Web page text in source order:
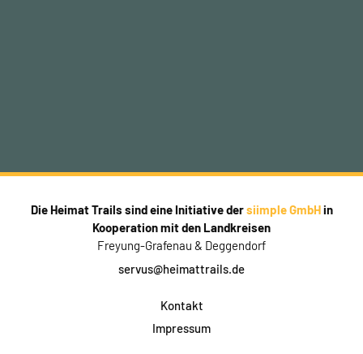
Die Heimat Trails sind eine Initiative dersiimple GmbHin
Kooperation mit den Landkreisen
Freyung-Grafenau & Deggendorf
servus@heimattrails.de
Kontakt
Impressum